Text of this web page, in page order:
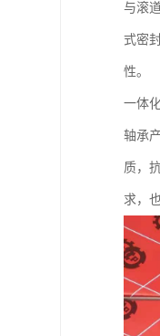
与滚
式密
性。
一体
轴承
质，
求，